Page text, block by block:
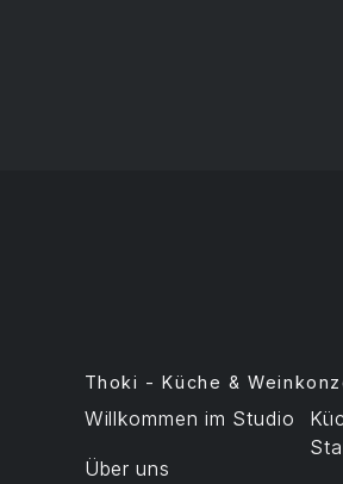
Thoki - Küche &
Willkommen im Studio
Über uns